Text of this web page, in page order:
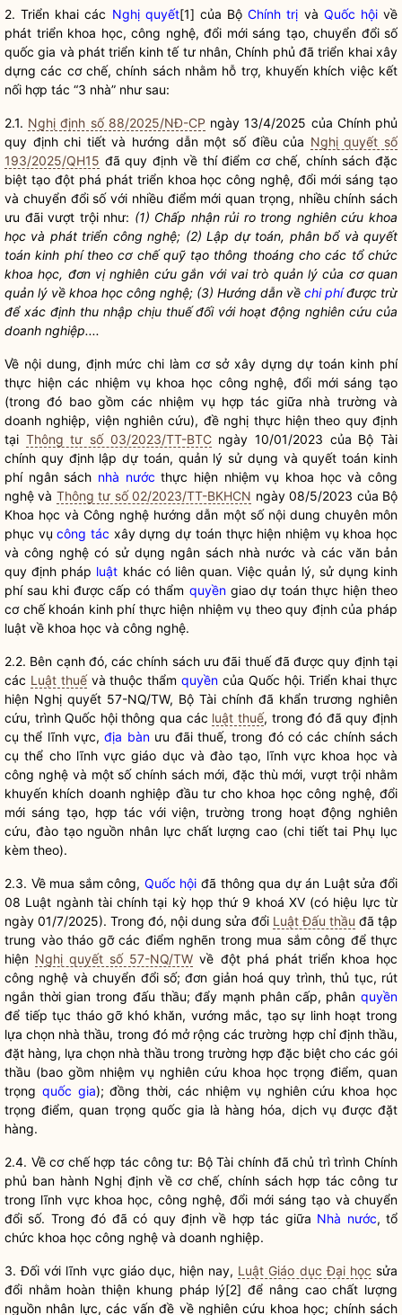
2. Triển khai các Nghị quyết[1] của BộChính trị và Quốc hộivề
phát triển khoa học, công nghệ, đổi mới sáng tạo, chuyển đổi số
quốc gia và phát triển kinh tế tư nhân, Chính phủ đã triển khai xây
dựng các cơ chế, chính sách nhằm hỗ trợ, khuyến khích việc kết
nối hợp tác “3 nhà” như sau:
2.1. Nghị định số 88/2025/NĐ-CP ngày 13/4/2025 của Chính phủ
quy định chi tiết và hướng dẫn một số điều của Nghị quyết số
193/2025/QH15 đã quy định về thí điểm cơ chế, chính sách đặc
biệt tạo đột phá phát triển khoa học công nghệ, đổi mới sáng tạo
và chuyển đổi số với nhiều điểm mới quan trọng, nhiều chính sách
ưu đãi vượt trội như: (1) Chấp nhận rủi ro trong nghiên cứu khoa
học và phát triển công nghệ; (2) Lập dự toán, phân bổ và quyết
toán kinh phí theo cơ chế quỹ tạo thông thoáng cho các tổ chức
khoa học, đơn vị nghiên cứu gắn với vai trò quản lý của cơ quan
quản lý về khoa học công nghệ; (3) Hướng dẫn về chi phíđược trừ
để xác định thu nhập chịu thuế đối với hoạt động nghiên cứu của
doanh nghiệp....
Về nội dung, định mức chi làm cơ sở xây dựng dự toán kinh phí
thực hiện các nhiệm vụ khoa học công nghệ, đổi mới sáng tạo
(trong đó bao gồm các nhiệm vụ hợp tác giữa nhà trường và
doanh nghiệp, viện nghiên cứu), đề nghị thực hiện theo quy định
tại Thông tư số 03/2023/TT-BTCngày 10/01/2023 của Bộ Tài
chính quy định lập dự toán, quản lý sử dụng và quyết toán kinh
phí ngân sách nhà nước thực hiện nhiệm vụ khoa học và công
nghệ và Thông tư số 02/2023/TT-BKHCN ngày 08/5/2023 của Bộ
Khoa học và Công nghệ hướng dẫn một số nội dung chuyên môn
phục vụcông tác xây dựng dự toán thực hiện nhiệm vụ khoa học
và công nghệ có sử dụng ngân sách nhà nước và các văn bản
quy định pháp luật khác có liên quan. Việc quản lý, sử dụng kinh
phí sau khi được cấp có thẩm quyềngiao dự toán thực hiện theo
cơ chế khoán kinh phí thực hiện nhiệm vụ theo quy định của pháp
luật về khoa học và công nghệ.
2.2. Bên cạnh đó, các chính sách ưu đãi thuế đã được quy định tại
các Luật thuếvà thuộc thẩmquyền của Quốc hội. Triển khai thực
hiện Nghị quyết 57-NQ/TW, Bộ Tài chính đã khẩn trương nghiên
cứu, trìnhQuốc hộithông qua các luật thuế, trong đó đã quy định
cụ thể lĩnh vực,địa bànưu đãi thuế, trong đó có các chính sách
cụ thể cho lĩnh vực giáo dục và đào tạo, lĩnh vực khoa học và
công nghệ và một số chính sách mới, đặc thù mới, vượt trội nhằm
khuyến khích doanh nghiệp đầu tư cho khoa học công nghệ, đổi
mới sáng tạo, hợp tác với viện, trường trong hoạt động nghiên
cứu, đào tạo nguồn nhân lực chất lượng cao (chi tiết tai Phụ lục
kèm theo).
2.3. Về mua sắm công, Quốc hội đã thông qua dự án Luật sửa đổi
08 Luật ngành tài chính tại kỳ họp thứ 9 khoá XV (có hiệu lực từ
ngày 01/7/2025). Trong đó, nội dung sửa đổi Luật Đấu thầu đã tập
trung vào tháo gỡ các điểm nghẽn trong mua sắm công để thực
hiện Nghị quyết số 57-NQ/TW về đột phá phát triển khoa học
công nghệ và chuyển đổi số; đơn giản hoá quy trình, thủ tục, rút
ngắn thời gian trong đấu thầu; đẩy mạnh phân cấp, phân quyền
để tiếp tục tháo gỡ khó khăn, vướng mắc, tạo sự linh hoạt trong
lựa chọn nhà thầu, trong đó mở rộng các trường hợp chỉ định thầu,
đặt hàng, lựa chọn nhà thầu trong trường hợp đặc biệt cho các gói
thầu (bao gồm nhiệm vụ nghiên cứu khoa học trọng điểm, quan
trọng quốc gia); đồng thời, các nhiệm vụ nghiên cứu khoa học
trọng điểm, quan trọng quốc gia là hàng hóa, dịch vụ được đặt
hàng.
2.4. Về cơ chế hợp tác công tư: Bộ Tài chính đã chủ trì trình Chính
phủ ban hành Nghị định về cơ chế, chính sách hợp tác công tư
trong lĩnh vực khoa học, công nghệ, đổi mới sáng tạo và chuyển
đổi số. Trong đó đã có quy định về hợp tác giữa Nhà nước, tổ
chức khoa học công nghệ và doanh nghiệp.
3. Đối với lĩnh vực giáo dục, hiện nay, Luật Giáo dục Đại học sửa
đổi nhằm hoàn thiện khung pháp lý[2] để nâng cao chất lượng
nguồn nhân lực, các vấn đề về nghiên cứu khoa học; chính sách